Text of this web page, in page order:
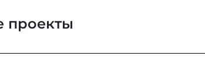
проекты